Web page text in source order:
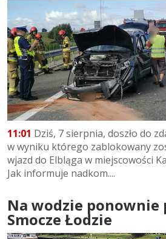
11:01 Dziś, 7 sierpnia, doszło do
w wyniku którego zablokowany
wjazd do Elbląga w miejscowości
Jak informuje nadkom....
Na wodzie ponownie
Smocze Łodzie